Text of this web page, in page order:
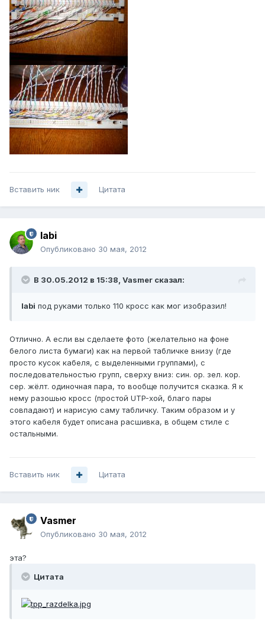
Вставить ник Цитата
labi
Опубликовано 30 мая, 2012
В 30.05.2012 в 15:38, Vasmer сказал:
labi под руками только 110 кросс как мог изобразил!
Отлично. А если вы сделаете фото (желательно на фоне
белого листа бумаги) как на первой табличке внизу (где
просто кусок кабеля, с выделенными группами), с
последовательностью групп, сверху вниз: син. ор. зел. кор.
сер. жёлт. одиночная пара, то вообще получится сказка. Я к
нему разошью кросс (простой UTP-хой, благо пары
совпадают) и нарисую саму табличку. Таким образом и у
этого кабеля будет описана расшивка, в общем стиле с
остальными.
Вставить ник Цитата
Vasmer
Опубликовано 30 мая, 2012
эта?
Цитата